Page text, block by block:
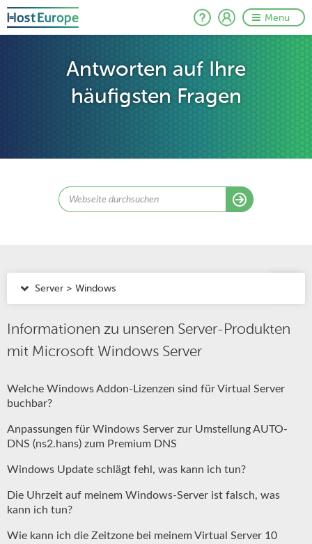
Menu
Antworten auf Ihre
häufigsten Fragen
Server > Windows
Informationen zu unseren Server-Produkten
mit Microsoft Windows Server
Welche Windows Addon-Lizenzen sind für Virtual Server
buchbar?
Anpassungen für Windows Server zur Umstellung AUTO-
DNS (ns2.hans) zum Premium DNS
Windows Update schlägt fehl, was kann ich tun?
Die Uhrzeit auf meinem Windows-Server ist falsch, was
kann ich tun?
Wie kann ich die Zeitzone bei meinem Virtual Server 10